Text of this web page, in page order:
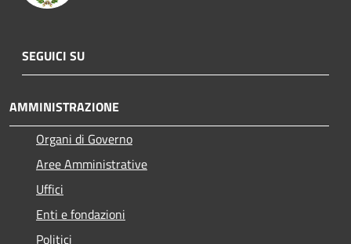
SEGUICI SU
AMMINISTRAZIONE
Organi di Governo
Aree Amministrative
Uffici
Enti e fondazioni
Politici